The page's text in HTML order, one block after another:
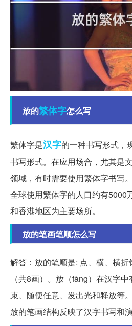
放的繁体字怎么写
繁体字是汉字的一种书写形式，
书写形式。在应用场合，尤其是
领域，有时需要使用繁体字书写
全球使用繁体字的人口约有5000
和香港地区为主要场所。
放的笔画笔顺怎么写
解答：放的笔顺是: 点、横、横
（共8画）。放（fàng）在汉字
束、随便任意、发出光和释放等
放的笔画结构反映了汉字书写和